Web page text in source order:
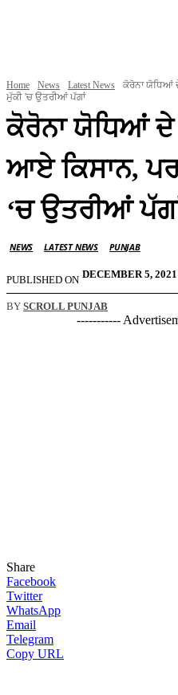
Home News Latest News
ਕੋਰੋਨਾ ਯੋਧਿਆਂ
ਮੁੱਕੀ 'ਚ ਉਤਰੀਆਂ ਪੱਗਾਂ
ਕੋਰੋਨਾ ਯੋਧਿਆਂ
ਆਏ ਕਿਸਾਨ,
‘ਚ ਉਤਰੀਆਂ
NEWS LATEST NEWS PUNJAB
PUBLISHED ON DECEMBER 5, 2021
BY SCROLL PUNJAB
-----------
Share
Facebook
Twitter
WhatsApp
Email
Telegram
Copy URL